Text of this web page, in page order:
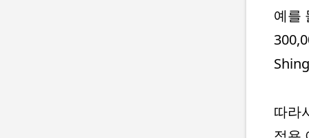
예를
따라